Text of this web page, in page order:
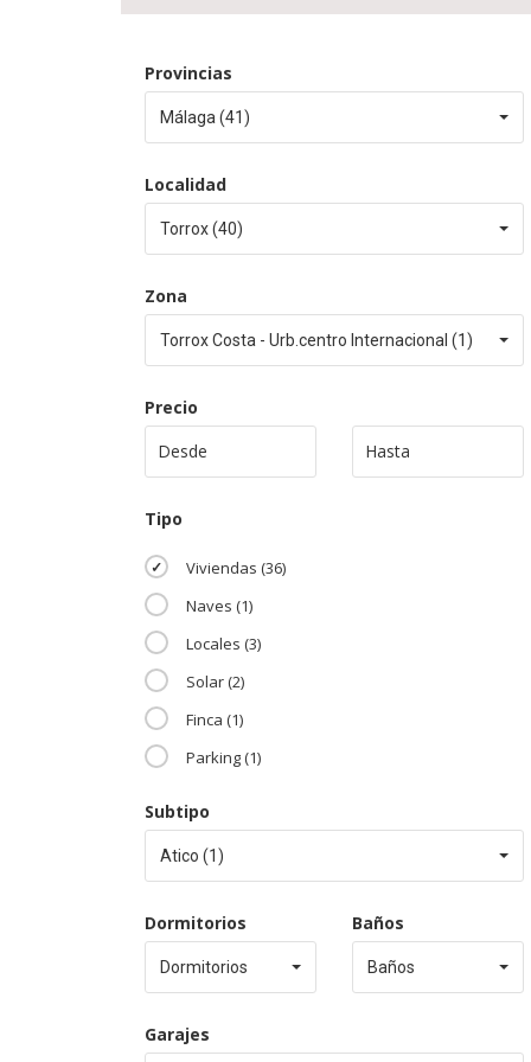
Provincias
Málaga (41)
Localidad
Torrox (40)
Zona
Torrox Costa - Urb.centro Internacional (1)
Precio
Tipo
Viviendas (36)
Naves (1)
Locales (3)
Solar (2)
Finca (1)
Parking (1)
Subtipo
Atico (1)
Dormitorios
Dormitorios
Baños
Baños
Garajes